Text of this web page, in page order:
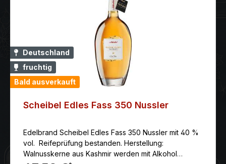
Deutschland
fruchtig
Bald ausverkauft
Scheibel Edles Fass 350 Nussler
Edelbrand Scheibel Edles Fass 350 Nussler mit 40 %
vol. Reifeprüfung bestanden. Herstellung:
Walnusskerne aus Kashmir werden mit Alkohol